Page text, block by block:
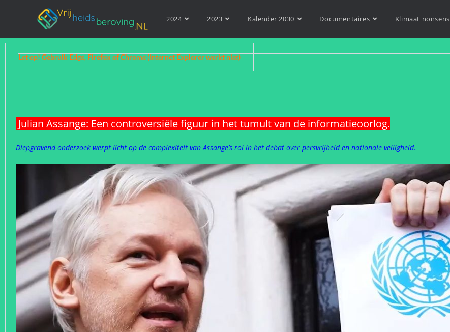
2024 2023 Kalender 2030 Documentaires Klimaat nonsens
Let op! Gebruik Edge, Firefox of Chrome (Internet Explorer werkt niet)
Julian Assange: Een controversiële figuur in het tumult van de informatieoorlog.
Diepgravend onderzoek werpt licht op de complexiteit van Assange’s rol in het debat over persvrijheid en nationale veiligheid.